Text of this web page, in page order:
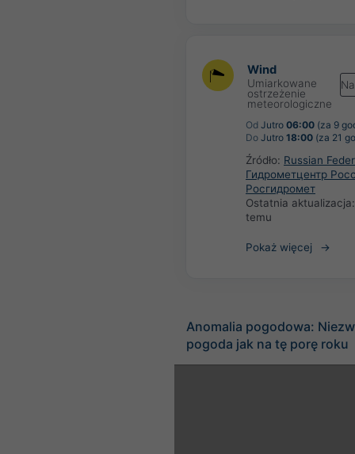
Wind
Umiarkowane
ostrzeżenie
meteorologiczne
Od Jutro 06:00 (za 9
Do Jutro 18:00 (za 21
Źródło: Russian
Гидрометцентр
Росгидромет
Ostatnia
temu
Pokaż więcej
Anomalia pogodowa:
pogoda jak na tę porę roku